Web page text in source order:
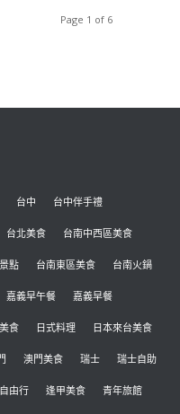
Page 1 of 6
台中 台中伴手禮
台北美食 台南中西區美食
點 台南東區美食 台南火鍋
嘉義早午餐 嘉義早餐
食 日式料理 日本來台美食
澳門美食 瑞士 瑞士自助
由行 逢甲美食 青年旅館